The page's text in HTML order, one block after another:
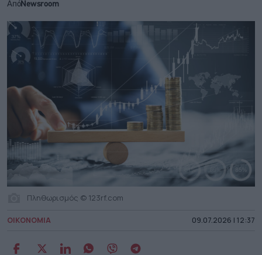
ΑπόNewsroom
Πληθωρισμός © 123rf.com
ΟΙΚΟΝΟΜΙΑ 09.07.2026 | 12:37